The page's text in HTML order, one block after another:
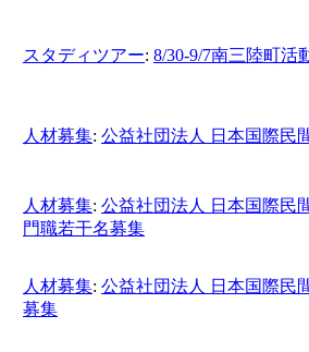
スタディツアー: 8/30-9/7南三陸町活
人材募集: 公益社団法人 日本国際
人材募集: 公益社団法人 日本国際
門職若干名募集
人材募集: 公益社団法人 日本国際民
募集